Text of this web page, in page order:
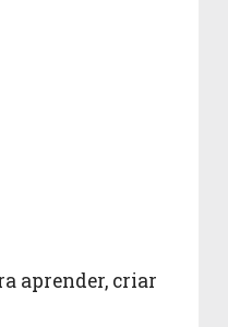
aprender, criar